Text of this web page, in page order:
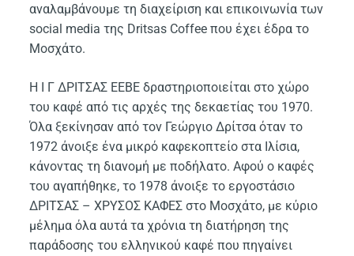
αναλαμβάνουμε τη διαχείριση και επικοινωνία των
social media της Dritsas Coffee που έχει έδρα το
Μοσχάτο.
Η Ι Γ ΔΡΙΤΣΑΣ ΕΕΒΕ δραστηριοποιείται στο χώρο
του καφέ από τις αρχές της δεκαετίας του 1970.
Όλα ξεκίνησαν από τον Γεώργιο Δρίτσα όταν το
1972 άνοιξε ένα μικρό καφεκοπτείο στα Ιλίσια,
κάνοντας τη διανομή με ποδήλατο. Αφού ο καφές
του αγαπήθηκε, το 1978 άνοιξε το εργοστάσιο
ΔΡΙΤΣΑΣ – ΧΡΥΣΟΣ ΚΑΦΕΣ στο Μοσχάτο, με κύριο
μέλημα όλα αυτά τα χρόνια τη διατήρηση της
παράδοσης του ελληνικού καφέ που πηγαίνει